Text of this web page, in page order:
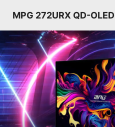
MPG 272URX QD-OLED